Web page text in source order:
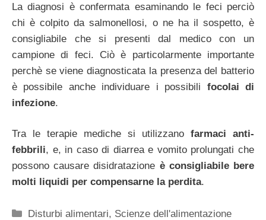
La diagnosi è confermata esaminando le feci perciò
chi è colpito da salmonellosi, o ne ha il sospetto, è
consigliabile che si presenti dal medico con un
campione di feci. Ciò è particolarmente importante
perchè se viene diagnosticata la presenza del batterio
è possibile anche individuare i possibili focolai di
infezione.
Tra le terapie mediche si utilizzano farmaci anti-
febbrili, e, in caso di diarrea e vomito prolungati che
possono causare disidratazione è consigliabile bere
molti liquidi per compensarne la perdita.
Categorie
Disturbi alimentari, Scienze dell'alimentazione